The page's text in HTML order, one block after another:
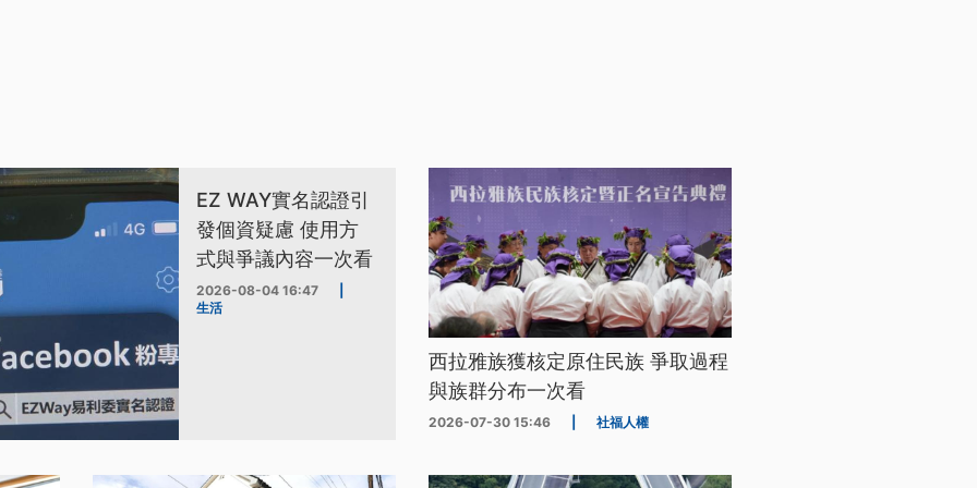
EZ WAY實名認證引
發個資疑慮 使用方
式與爭議內容一次看
2026-08-04 16:47
生活
西拉雅族獲核定原住民族 爭取過程
與族群分布一次看
2026-07-30 15:46 社福人權